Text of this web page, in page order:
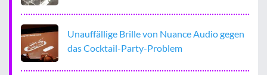
Unauffällige Brille von Nuance Audio gegen
das Cocktail-Party-Problem